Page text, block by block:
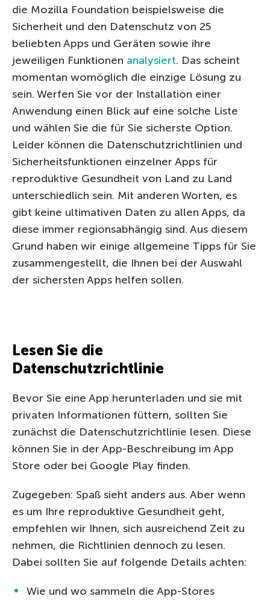
die Mozilla Foundation beispielsweise die
Sicherheit und den Datenschutz von 25
beliebten Apps und Geräten sowie ihre
jeweiligen Funktionen analysiert. Das scheint
momentan womöglich die einzige Lösung zu
sein. Werfen Sie vor der Installation einer
Anwendung einen Blick auf eine solche Liste
und wählen Sie die für Sie sicherste Option.
Leider können die Datenschutzrichtlinien und
Sicherheitsfunktionen einzelner Apps für
reproduktive Gesundheit von Land zu Land
unterschiedlich sein. Mit anderen Worten, es
gibt keine ultimativen Daten zu allen Apps, da
diese immer regionsabhängig sind. Aus diesem
Grund haben wir einige allgemeine Tipps für Sie
zusammengestellt, die Ihnen bei der Auswahl
der sichersten Apps helfen sollen.
Lesen Sie die
Datenschutzrichtlinie
Bevor Sie eine App herunterladen und sie mit
privaten Informationen füttern, sollten Sie
zunächst die Datenschutzrichtlinie lesen. Diese
können Sie in der App-Beschreibung im App
Store oder bei Google Play finden.
Zugegeben: Spaß sieht anders aus. Aber wenn
es um Ihre reproduktive Gesundheit geht,
empfehlen wir Ihnen, sich ausreichend Zeit zu
nehmen, die Richtlinien dennoch zu lesen.
Dabei sollten Sie auf folgende Details achten:
Wie und wo sammeln die App-Stores